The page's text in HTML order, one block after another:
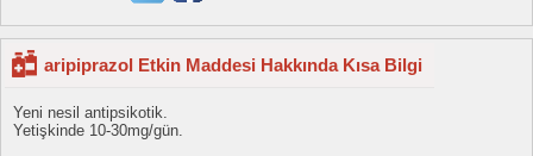
aripiprazol Etkin Maddesi Hakkında Kısa Bilgi
Yeni nesil antipsikotik.
Yetişkinde 10-30mg/gün.